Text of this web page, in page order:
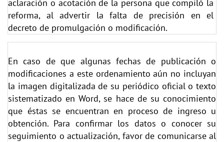
aclaración o acotación de la persona que compiló la
reforma, al advertir la falta de precisión en el
decreto de promulgación o modificación.
En caso de que algunas fechas de publicación o
modificaciones a este ordenamiento aún no incluyan
la imagen digitalizada de su periódico oficial o texto
sistematizado en Word, se hace de su conocimiento
que éstas se encuentran en proceso de ingreso u
obtención. Para confirmar los datos o conocer su
seguimiento o actualización, favor de comunicarse al